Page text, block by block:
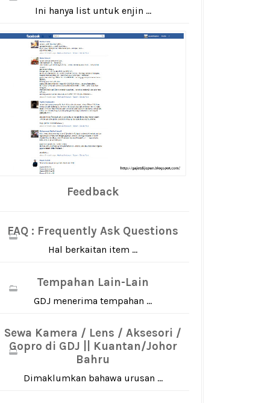
Ini hanya list untuk enjin ...
Feedback
FAQ : Frequently Ask Questions
Hal berkaitan item ...
Tempahan Lain-Lain
GDJ menerima tempahan ...
Sewa Kamera / Lens / Aksesori /
Gopro di GDJ || Kuantan/Johor
Bahru
Dimaklumkan bahawa urusan ...